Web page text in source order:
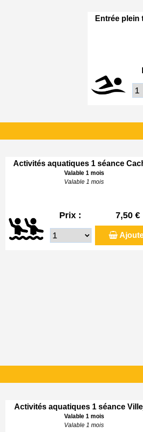
Entrée plein
Activités aquatiques 1 séance
Valable 1 mois
Valable 1 mois
Prix : 7,50 €
Activités aquatiques 1 séance
Valable 1 mois
Valable 1 mois